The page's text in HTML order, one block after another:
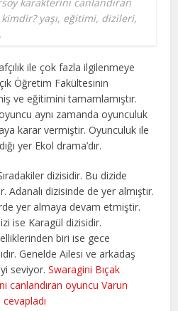
yaşı, eğitimi, dizileri,
ile çok fazla ilgilenmeye
Öğretim Fakültesinin
ve eğitimini tamamlamıştır.
aynı zamanda oyunculuk
karar vermiştir. Oyunculuk ile
yer Ekol drama’dır.
dizisidir. Bu dizide
Adanalı dizisinde de yer almıştır.
yer almaya devam etmiştir.
ise Karagül dizisidir.
biri ise gece
Genelde Ailesi ve arkadaş
seviyor.Swaragini Bıçak
canlandıran oyuncu Varun